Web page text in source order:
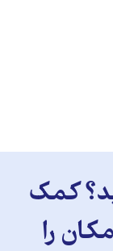
کمک
را